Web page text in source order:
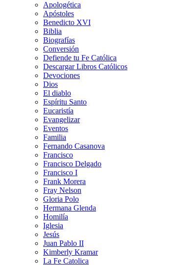
Apologética
Apóstoles
Benedicto XVI
Biblia
Biografías
Conversión
Defiende tu Fe Católica
Descargar Libros Católicos
Devociones
Dios
El diablo
Espíritu Santo
Eucaristía
Evangelizar
Eventos
Familia
Fernando Casanova
Francisco
Francisco Delgado
Francisco I
Frank Morera
Fray Nelson
Gloria Polo
Hermana Glenda
Homilía
Iglesia
Jesús
Juan Pablo II
Kimberly Kramar
La Fe Catolica